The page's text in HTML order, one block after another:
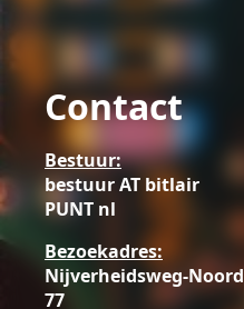
Contact
Bestuur:
bestuur AT bitlair
PUNT nl
Bezoekadres:
Nijverheidsweg-Noord
77